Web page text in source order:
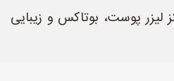
لیزر پوست، بوتاکس و زیبایی